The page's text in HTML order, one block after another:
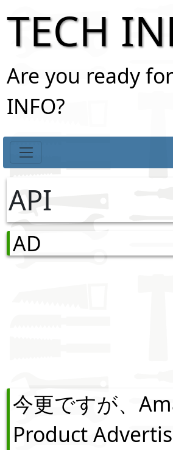
TECH
Are you ready for
INFO?
API
AD
今更ですが、
Product